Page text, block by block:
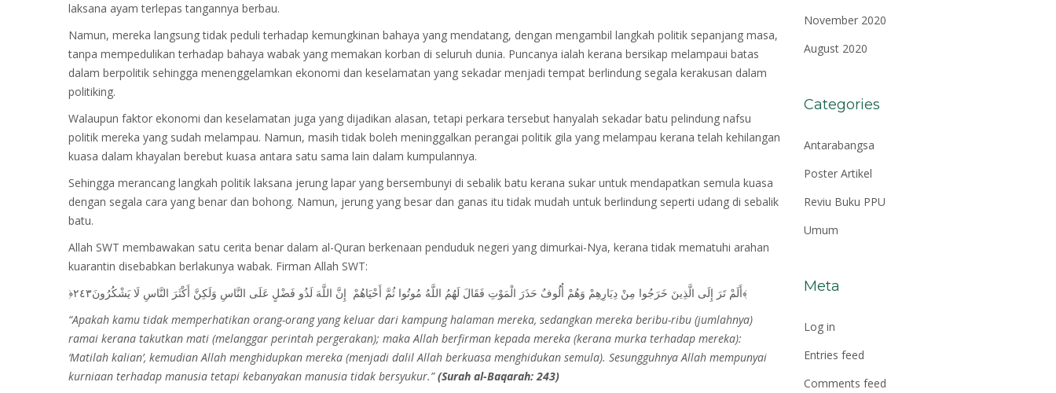
laksana ayam terlepas tangannya berbau.
Namun, mereka langsung tidak peduli terhadap kemungkinan bahaya yang mendatang, dengan mengambil langkah politik sepanjang masa,
tanpa mempedulikan terhadap bahaya wabak yang memakan korban di seluruh dunia. Puncanya ialah kerana bersikap melampaui batas
dalam berpolitik sehingga menenggelamkan ekonomi dan keselamatan yang sekadar menjadi tempat berlindung segala kerakusan dalam
politiking.
Walaupun faktor ekonomi dan keselamatan juga yang dijadikan alasan, tetapi perkara tersebut hanyalah sekadar batu pelindung nafsu
politik mereka yang sudah melampau. Namun, masih tidak boleh meninggalkan perangai politik gila yang melampau kerana telah kehilangan
kuasa dalam khayalan berebut kuasa antara satu sama lain dalam kumpulannya.
Sehingga merancang langkah politik laksana jerung lapar yang bersembunyi di sebalik batu kerana sukar untuk mendapatkan semula kuasa
dengan segala cara yang benar dan bohong. Namun, jerung yang besar dan ganas itu tidak mudah untuk berlindung seperti udang di sebalik
batu.
Allah SWT membawakan satu cerita benar dalam al-Quran berkenaan penduduk negeri yang dimurkai-Nya, kerana tidak mematuhi arahan
kuarantin disebabkan berlakunya wabak. Firman Allah SWT:
﴿أَلَمْ تَرَ إِلَى الَّذِينَ خَرَجُوا مِنْ دِيَارِهِمْ وَهُمْ أُلُوفٌ حَذَرَ الْمَوْتِ فَقَالَ لَهُمُ اللَّهُ مُوتُوا ثُمَّ أَحْيَاهُمْ إِنَّ اللَّهَ لَذُو فَضْلٍ عَلَى النَّاسِ وَلَكِنَّ أَكْثَرَ النَّاسِ لَا يَشْكُرُونَ٢٤٣﴾
“Apakah kamu tidak memperhatikan orang-orang yang keluar dari kampung halaman mereka, sedangkan mereka beribu-ribu (jumlahnya)
ramai kerana takutkan mati (melanggar perintah pergerakan); maka Allah berfirman kepada mereka (kerana murka terhadap mereka):
‘Matilah kalian’, kemudian Allah menghidupkan mereka (menjadi dalil Allah berkuasa menghidukan semula). Sesungguhnya Allah mempunyai
kurniaan terhadap manusia tetapi kebanyakan manusia tidak bersyukur.”(Surah al-Baqarah: 243)
November 2020
August 2020
Categories
Antarabangsa
Poster Artikel
Reviu Buku PPU
Umum
Meta
Log in
Entries feed
Comments feed